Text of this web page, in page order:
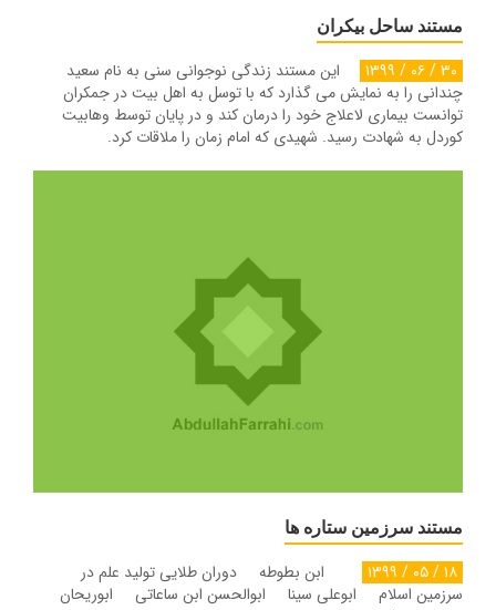
مستند ساحل بیکران
۳۰ / ۰۶ / ۱۳۹۹
این مستند زندگی نوجوانی سنی به نام سعید
چندانی را به نمایش می گذارد که با توسل به اهل بیت در جمکران
توانست بیماری لاعلاج خود را درمان کند و در پایان توسط وهابیت
کوردل به شهادت رسید. شهیدی که امام زمان را ملاقات کرد.
مستند سرزمین ستاره ها
۱۸ / ۰۵ / ۱۳۹۹
ابن بطوطه دوران طلایی تولید علم در
سرزمین اسلام ابوعلی سینا ابوالحسن ابن ساعاتی ابوریحان